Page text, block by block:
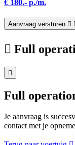
€ 180,- p./m.
Aanvraag versturen
Full
Full
Je aanvraag is
contact met je